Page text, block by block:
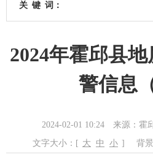
关 键 词：
2024年霍邱县
警信息
2024-02-01 10:24
来源：霍
文字大小：[ 大 中 小 ] 背景